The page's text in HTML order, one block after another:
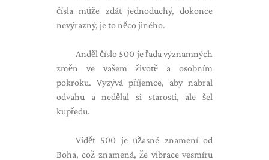
čísla může zdát jednoduchý, dokonce
nevýrazný, je to něco jiného.
Anděl číslo 500 je řada významných
změn ve vašem životě a osobním
pokroku. Vyzývá příjemce, aby nabral
odvahu a nedělal si starosti, ale šel
kupředu.
Vidět 500 je úžasné znamení od
Boha, což znamená, že vibrace vesmíru